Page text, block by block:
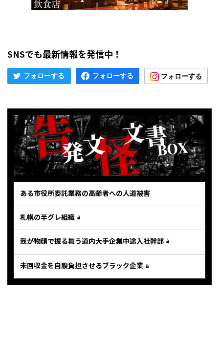
SNSでも最新情報を発信中！
ある市役所委託業務の高齢者への人道被害
札幌の半グレ組織
我が物顔で振る舞う道内大手企業中途入社幹部
未回収金を自腹負担させるブラック企業